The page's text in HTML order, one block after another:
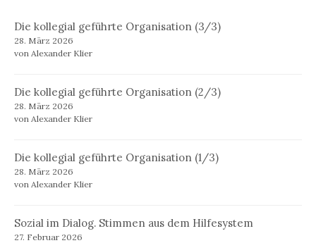
Die kollegial geführte Organisation (3/3)
28. März 2026
von Alexander Klier
Die kollegial geführte Organisation (2/3)
28. März 2026
von Alexander Klier
Die kollegial geführte Organisation (1/3)
28. März 2026
von Alexander Klier
Sozial im Dialog. Stimmen aus dem Hilfesystem
27. Februar 2026